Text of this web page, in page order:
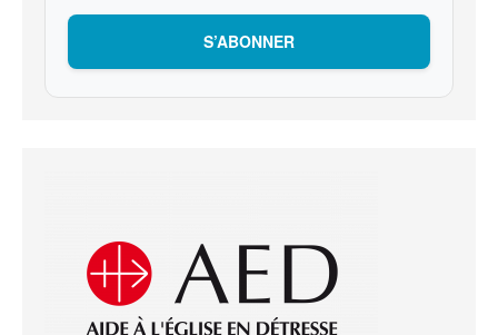
S’ABONNER